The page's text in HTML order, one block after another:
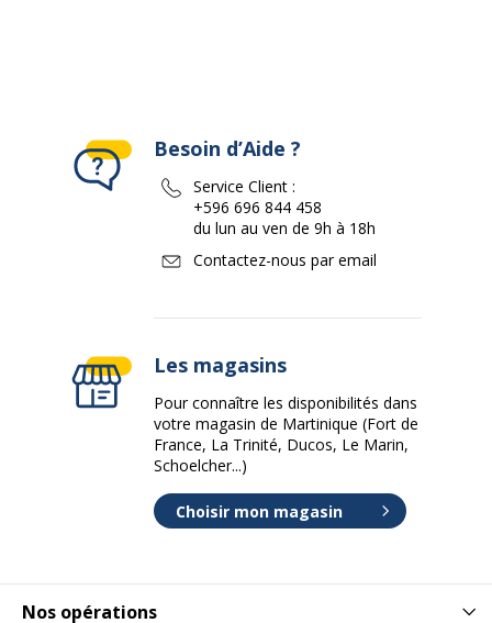
Nos opérations
Besoin d’Aide ?
Service Client :
+596 696 844 458
du lun au ven de 9h à 18h
Contactez-nous par email
Les magasins
Pour connaître les disponibilités dans
votre magasin de Martinique (Fort de
France, La Trinité, Ducos, Le Marin,
Schoelcher...)
Choisir mon magasin